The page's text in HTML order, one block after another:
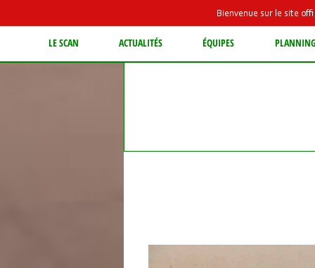
Bienvenue sur le site
LE SCAN ACTUALITÉS ÉQUIPES